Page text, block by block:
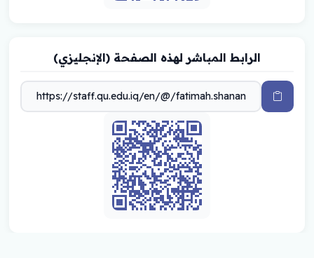
الرابط المباشر لهذه الصفحة (الإنجليزي)